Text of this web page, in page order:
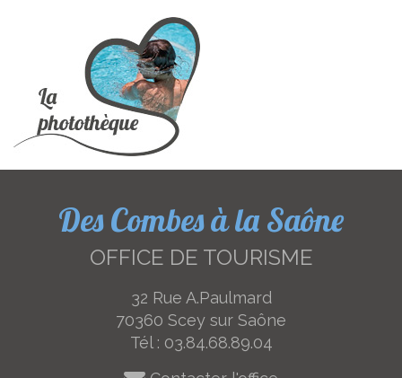
Des Combes à la Saône
OFFICE DE TOURISME
32 Rue A.Paulmard
70360 Scey sur Saône
Tél : 03.84.68.89.04